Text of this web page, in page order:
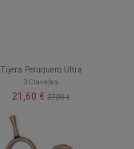
Tijera Peluquero Ultra
3 Claveles
21,60 € 27,00 €